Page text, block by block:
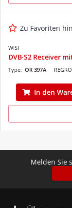
Zu Favoriten
WISI
DVB-S2 Receiver
Type: OR 397A
In den
Melden Sie